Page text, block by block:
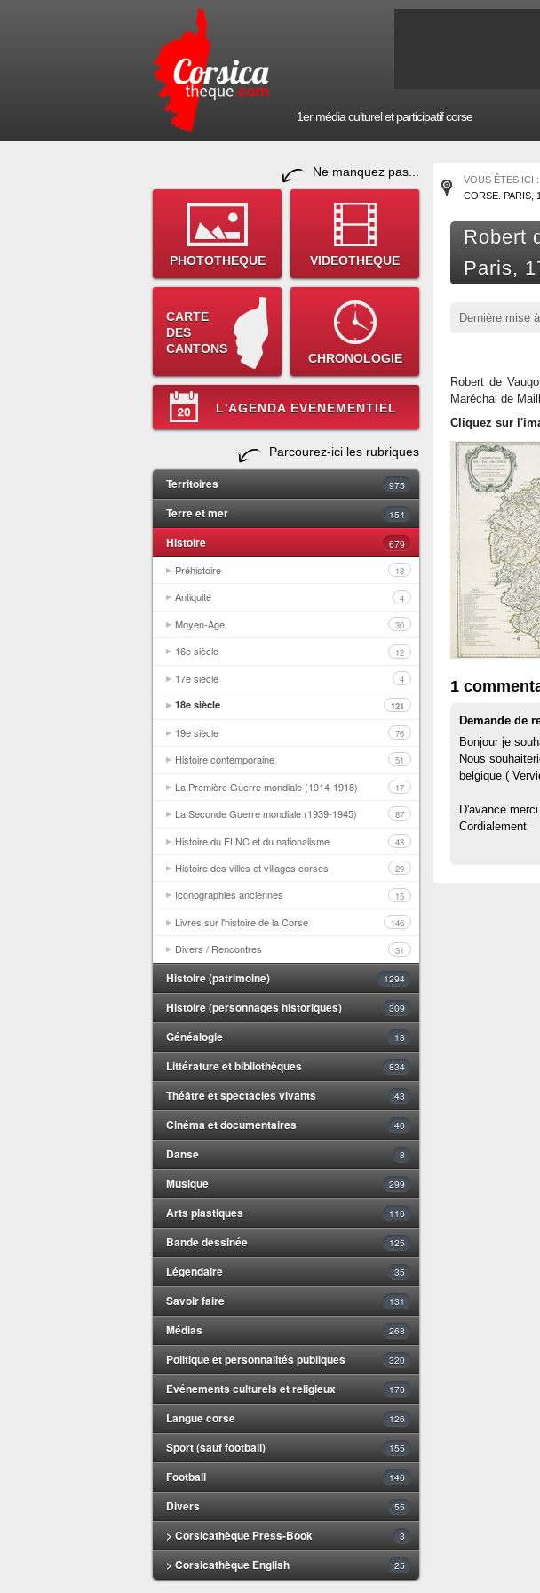
1er média culturel et participatif corse
Ne manquez pas...
PHOTOTHEQUE VIDEOTHEQUE
CARTE
DES
CANTONS
CHRONOLOGIE
L'AGENDA EVENEMENTIEL
Parcourez-ici les rubriques
Territoires 975
Terre et mer 154
Histoire 679
Préhistoire 13
Antiquité 4
Moyen-Age 30
16e siècle 12
17e siècle 4
18e siècle 121
19e siècle 76
Histoire contemporaine 51
La Première Guerre mondiale (1914-1918) 17
La Seconde Guerre mondiale (1939-1945) 87
Histoire du FLNC et du nationalisme 43
Histoire des villes et villages corses 29
Iconographies anciennes 15
Livres sur l'histoire de la Corse 146
Divers / Rencontres 31
Histoire (patrimoine) 1294
Histoire (personnages historiques) 309
Généalogie 18
Littérature et bibliothèques 834
Théâtre et spectacles vivants 43
Cinéma et documentaires 40
Danse 8
Musique 299
Arts plastiques 116
Bande dessinée 125
Légendaire 35
Savoir faire 131
Médias 268
Politique et personnalités publiques 320
Evénements culturels et religieux 176
Langue corse 126
Sport (sauf football) 155
Football 146
Divers 55
> Corsicathèque Press-Book 3
> Corsicathèque English 25
VOUS ÊTES ICI :
CORSE. PARIS,
Robert
Paris,
Dernière mise
Robert de
Maréchal de
Cliquez sur
1
Demande de
Bonjour je
Nous
belgique (
D'avance
Cordialement